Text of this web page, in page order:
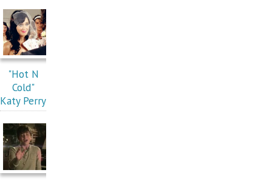
"Hot N
Cold"
Katy Perry